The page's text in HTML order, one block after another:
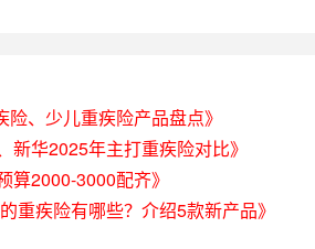
险、少儿重疾险产品盘点》
新华2025年主打重疾险对比》
算2000-3000配齐》
重疾险有哪些？介绍5款新产品》